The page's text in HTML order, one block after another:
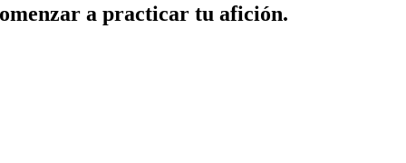
a practicar tu afición.